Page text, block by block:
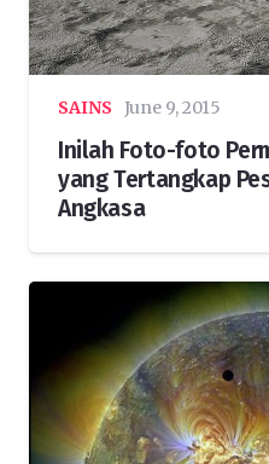
SAINS June 9, 2015
Inilah Foto-foto
yang Tertangkap
Angkasa